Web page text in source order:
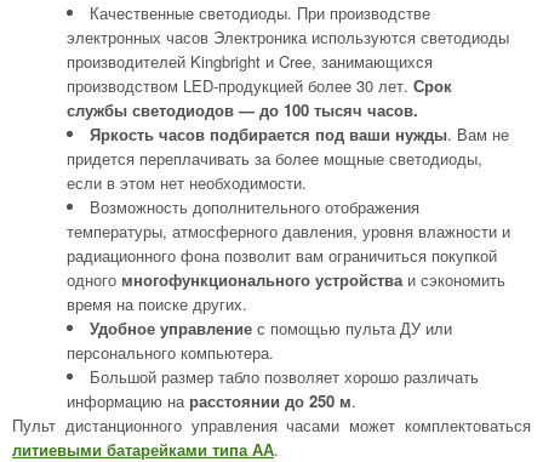
Качественные светодиоды. При производстве
электронных часов Электроника используются светодиоды
производителей Kingbright и Cree, занимающихся
производством LED-продукцией более 30 лет. Срок
службы светодиодов — до 100 тысяч часов.
Яркость часов подбирается под ваши нужды. Вам не
придется переплачивать за более мощные светодиоды,
если в этом нет необходимости.
Возможность дополнительного отображения
температуры, атмосферного давления, уровня влажности и
радиационного фона позволит вам ограничиться покупкой
одного многофункционального устройстваи сэкономить
время на поиске других.
Удобное управление с помощью пульта ДУ или
персонального компьютера.
Большой размер табло позволяет хорошо различать
информацию на расстоянии до 250 м.
Пульт дистанционного управления часами может комплектоваться
литиевыми батарейками типа АА.